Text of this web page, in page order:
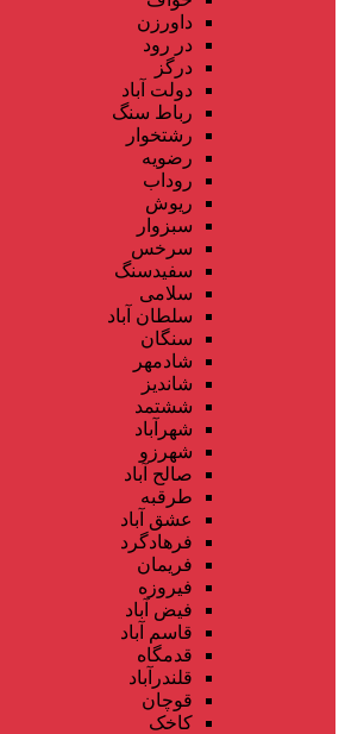
داورزن
در رود
درگز
دولت آباد
رباط سنگ
رشتخوار
رضویه
روداب
ریوش
سبزوار
سرخس
سفیدسنگ
سلامی
سلطان آباد
سنگان
شادمهر
شاندیز
ششتمد
شهرآباد
شهرزو
صالح آباد
طرقبه
عشق آباد
فرهادگرد
فریمان
فیروزه
فیض آباد
قاسم آباد
قدمگاه
قلندرآباد
قوچان
کاخک